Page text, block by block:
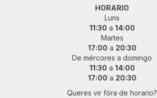
HORARIO
Luns
11:30 a 14:00
Martes
17:00 a 20:30
De mércores a domingo
11:30 a 14:00
17:00 a 20:30
Queres vir fóra de horario?